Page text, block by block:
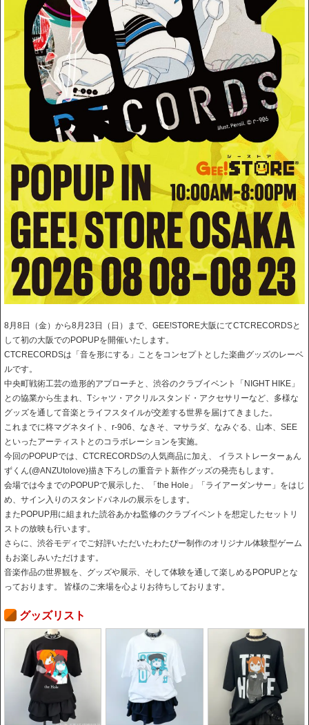
8月8日（金）から8月23日（日）まで、GEE!STORE大阪にてCTCRECORDSと
して初の大阪でのPOPUPを開催いたします。
CTCRECORDSは「音を形にする」ことをコンセプトとした楽曲グッズのレーベ
ルです。
中央町戦術工芸の造形的アプローチと、渋谷のクラブイベント「NIGHT HIKE」
との協業から生まれ、Tシャツ・アクリルスタンド・アクセサリーなど、多様な
グッズを通して音楽とライフスタイルが交差する世界を届けてきました。
これまでに柊マグネタイト、r-906、なきそ、マサラダ、なみぐる、山本、SEE
といったアーティストとのコラボレーションを実施。
今回のPOPUPでは、CTCRECORDSの人気商品に加え、 イラストレーターぁん
ずくん(@ANZUtolove)描き下ろしの重音テト新作グッズの発売もします。
会場では今までのPOPUPで展示した、「the Hole」「ライアーダンサー」をはじ
め、サイン入りのスタンドパネルの展示をします。
またPOPUP用に組まれた読谷あかね監修のクラブイベントを想定したセットリ
ストの放映も行います。
さらに、渋谷モディでご好評いただいたわたぴー制作のオリジナル体験型ゲーム
もお楽しみいただけます。
音楽作品の世界観を、グッズや展示、そして体験を通して楽しめるPOPUPとな
っております。 皆様のご来場を心よりお待ちしております。
グッズリスト